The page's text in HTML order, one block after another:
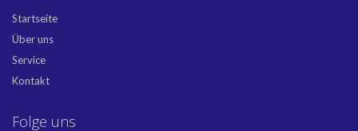
Startseite
Über uns
Service
Kontakt
Folge uns